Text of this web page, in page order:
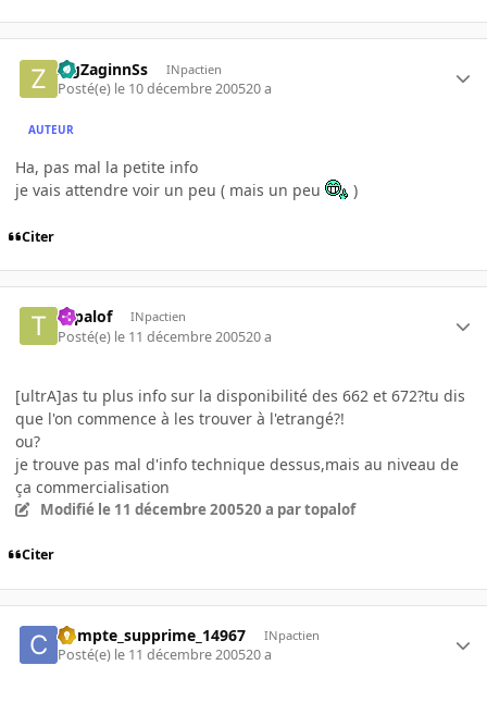
ZigZaginnSs INpactien
Posté(e) le 10 décembre 200520 a
AUTEUR
Ha, pas mal la petite info
je vais attendre voir un peu ( mais un peu
)
Citer
topalof INpactien
Posté(e) le 11 décembre 200520 a
[ultrA]as tu plus info sur la disponibilité des 662 et 672?tu dis
que l'on commence à les trouver à l'etrangé?!
ou?
je trouve pas mal d'info technique dessus,mais au niveau de
ça commercialisation
Modifié le 11 décembre 200520 a par topalof
Citer
Compte_supprime_14967 INpactien
Posté(e) le 11 décembre 200520 a